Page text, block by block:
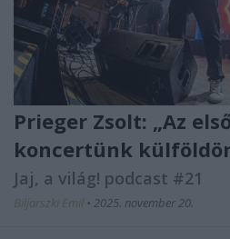
Prieger Zsolt: „Az
koncertünk
Jaj, a világ! podcast #21
Biljarszki Emil • 2025. november 20.